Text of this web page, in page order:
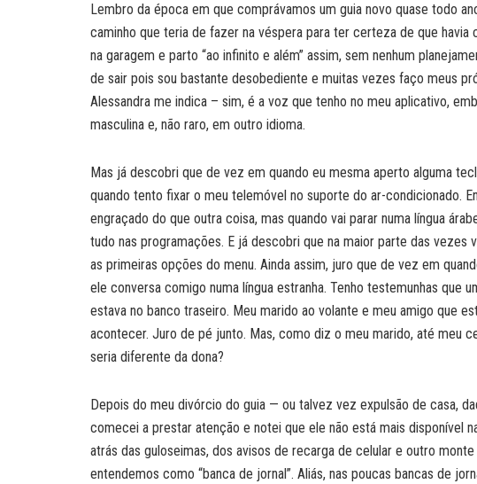
Lembro da época em que comprávamos um guia novo quase todo
caminho que teria de fazer na véspera para ter certeza de que
na garagem e parto “ao infinito e além” assim, sem nenhum
de sair pois sou bastante desobediente e muitas vezes faço meus
Alessandra me indica – sim, é a voz que tenho no meu aplicativo,
masculina e, não raro, em outro idioma.
Mas já descobri que de vez em quando eu mesma aperto alguma
quando tento fixar o meu telemóvel no suporte do ar-condicionado.
engraçado do que outra coisa, mas quando vai parar numa língua
tudo nas programações. E já descobri que na maior parte das vezes
as primeiras opções do menu. Ainda assim, juro que de vez em
ele conversa comigo numa língua estranha. Tenho testemunhas que
estava no banco traseiro. Meu marido ao volante e meu amigo que
acontecer. Juro de pé junto. Mas, como diz o meu marido, até meu
seria diferente da dona?
Depois do meu divórcio do guia — ou talvez vez expulsão de casa,
comecei a prestar atenção e notei que ele não está mais disponível
atrás das guloseimas, dos avisos de recarga de celular e outro
entendemos como “banca de jornal”. Aliás, nas poucas bancas de